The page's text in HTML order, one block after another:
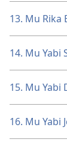
13. Mu Rika
14. Mu Yabi
15. Mu Yabi
16. Mu Yabi